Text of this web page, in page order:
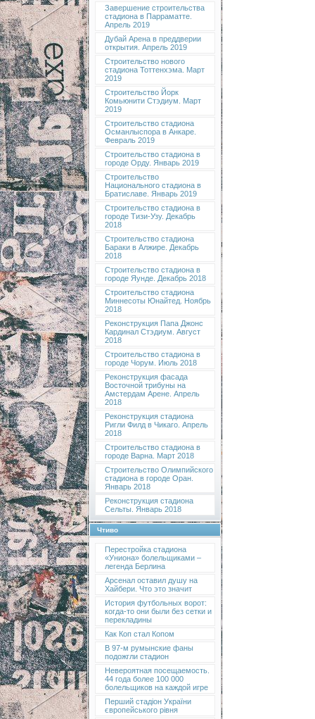
Завершение строительства
стадиона в Парраматте.
Апрель 2019
Дубай Арена в преддверии
открытия. Апрель 2019
Строительство нового
стадиона Тоттенхэма. Март
2019
Строительство Йорк
Комьюнити Стэдиум. Март
2019
Строительство стадиона
Османлыспора в Анкаре.
Февраль 2019
Строительство стадиона в
городе Орду. Январь 2019
Строительство
Национального стадиона в
Братиславе. Январь 2019
Строительство стадиона в
городе Тизи-Узу. Декабрь
2018
Строительство стадиона
Бараки в Алжире. Декабрь
2018
Строительство стадиона в
городе Яунде. Декабрь 2018
Строительство стадиона
Миннесоты Юнайтед. Ноябрь
2018
Реконструкция Папа Джонс
Кардинал Стэдиум. Август
2018
Строительство стадиона в
городе Чорум. Июль 2018
Реконструкция фасада
Восточной трибуны на
Амстердам Арене. Апрель
2018
Реконструкция стадиона
Ригли Филд в Чикаго. Апрель
2018
Строительство стадиона в
городе Варна. Март 2018
Строительство Олимпийского
стадиона в городе Оран.
Январь 2018
Реконструкция стадиона
Сельты. Январь 2018
Чтиво
Перестройка стадиона
«Униона» болельщиками –
легенда Берлина
Арсенал оставил душу на
Хайбери. Что это значит
История футбольных ворот:
когда-то они были без сетки и
перекладины
Как Коп стал Копом
В 97-м румынские фаны
подожгли стадион
Невероятная посещаемость.
44 года более 100 000
болельщиков на каждой игре
Перший стадіон України
європейського рівня